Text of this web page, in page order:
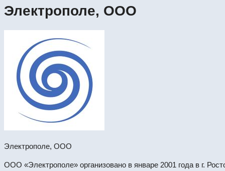
Электрополе, ООО
Электрополе, ООО
ООО «Электрополе» организовано в январе 2001 года в г.